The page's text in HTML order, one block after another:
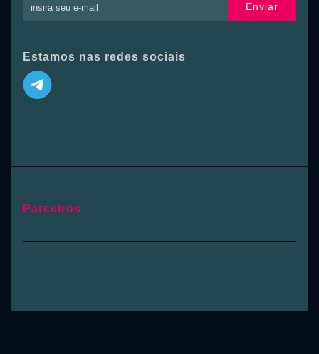
Enviar
Estamos nas redes sociais
Parceiros